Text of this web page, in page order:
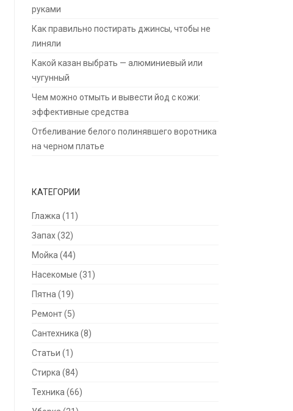
руками
Как правильно постирать джинсы, чтобы не
линяли
Какой казан выбрать — алюминиевый или
чугунный
Чем можно отмыть и вывести йод с кожи:
эффективные средства
Отбеливание белого полинявшего воротника
на черном платье
КАТЕГОРИИ
Глажка (11)
Запах(32)
Мойка (44)
Насекомые (31)
Пятна (19)
Ремонт(5)
Сантехника (8)
Статьи (1)
Стирка (84)
Техника (66)